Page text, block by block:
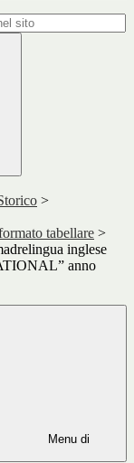
>
tabellare >
inglese
anno
Menu di